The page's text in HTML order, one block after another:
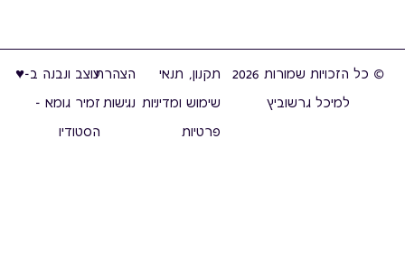
© כל הזכויות שמורות 2026
למיכל גרשוביץ
תקנון, תנאי
שימוש ומדיניות
פרטיות
הצהרת
נגישות
עוצב ונבנה ב-♥︎
זמיר גומא -
הסטודיו